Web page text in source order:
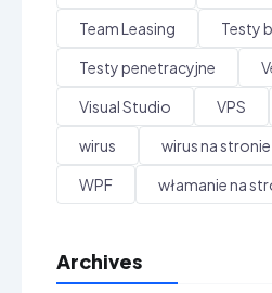
Team Leasing
Testy
Testy penetracyjne
Visual Studio
VPS
wirus
wirus na stronie
WPF
włamanie na
Archives